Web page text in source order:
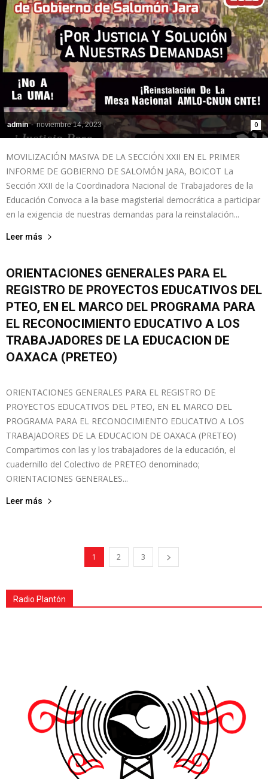
admin - noviembre 14, 2023 0
MOVILIZACIÓN MASIVA DE LA SECCIÓN XXII EN EL PRIMER
INFORME DE GOBIERNO DE SALOMÓN JARA, BOICOT La
Sección XXII de la Coordinadora Nacional de Trabajadores de la
Educación Convoca a la base magisterial democrática a participar
en la exigencia de nuestras demandas para la reinstalación...
Leer más
ORIENTACIONES GENERALES PARA EL
REGISTRO DE PROYECTOS EDUCATIVOS DEL
PTEO, EN EL MARCO DEL PROGRAMA PARA
EL RECONOCIMIENTO EDUCATIVO A LOS
TRABAJADORES DE LA EDUCACION DE
OAXACA (PRETEO)
admin - noviembre 7, 2023
ORIENTACIONES GENERALES PARA EL REGISTRO DE
PROYECTOS EDUCATIVOS DEL PTEO, EN EL MARCO DEL
PROGRAMA PARA EL RECONOCIMIENTO EDUCATIVO A LOS
TRABAJADORES DE LA EDUCACION DE OAXACA (PRETEO)
Compartimos con las y los trabajadores de la educación, el
cuadernillo del Colectivo de PRETEO denominado;
ORIENTACIONES GENERALES...
Leer más
1 2 3
Radio Plantón